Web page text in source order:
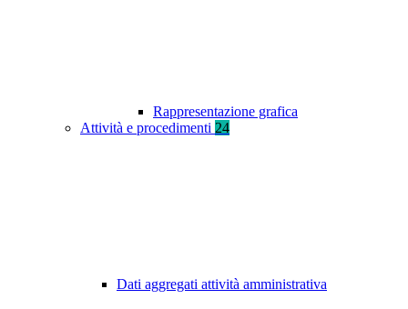
Rappresentazione grafica
Attività e procedimenti 24
Dati aggregati attività amministrativa